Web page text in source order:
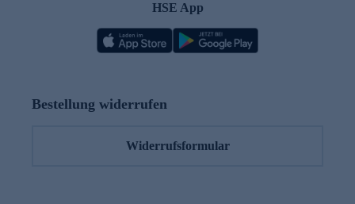
HSE App
Bestellung widerrufen
Widerrufsformular